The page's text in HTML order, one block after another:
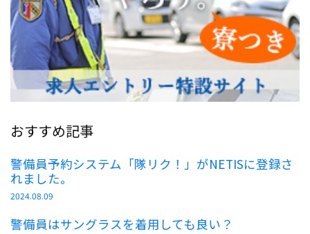
おすすめ記事
警備員予約システム「隊リク！」がNETISに登録さ
れました。
2024.08.09
警備員はサングラスを着用しても良い？